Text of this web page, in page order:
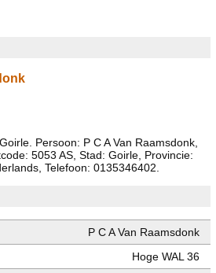
Persoon: P C A Van Raamsdonk,
5053 AS, Stad: Goirle, Provincie:
Telefoon: 0135346402.
P C A Van Raamsdonk
Hoge WAL 36